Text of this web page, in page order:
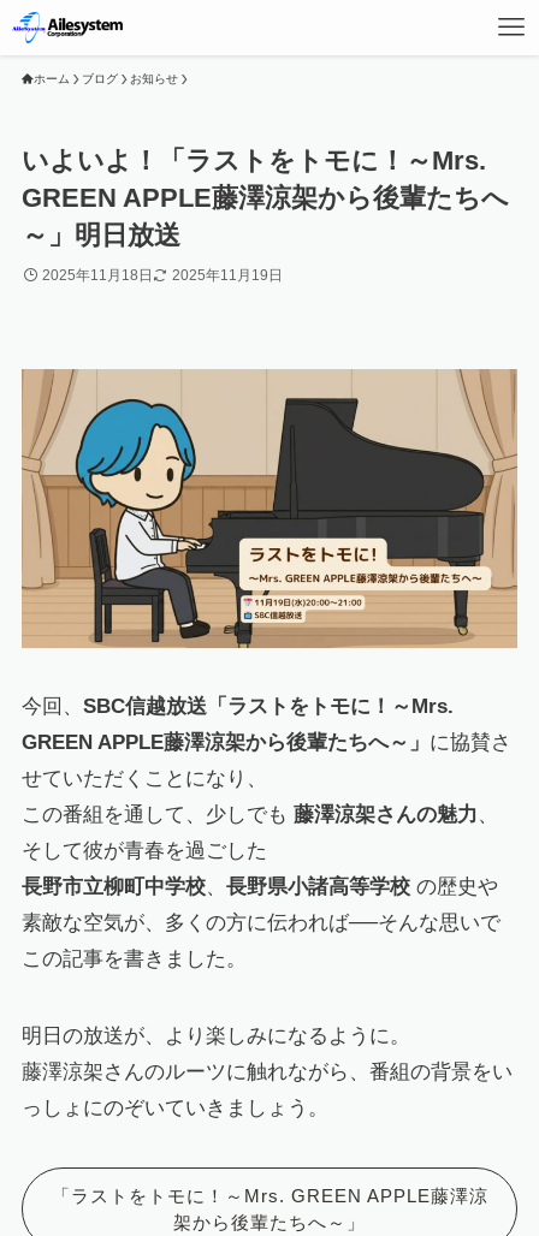
ホーム ブログ お知らせ
いよいよ！「ラストをトモに！～Mrs.
GREEN APPLE藤澤涼架から後輩たちへ
～」明日放送
2025年11月18日 2025年11月19日
今回、 SBC信越放送「ラストをトモに！～Mrs.
GREEN APPLE藤澤涼架から後輩たちへ～」 に協賛さ
せていただくことになり、
この番組を通して、少しでも 藤澤涼架さんの魅力 、
そして彼が青春を過ごした
長野市立柳町中学校、 長野県小諸高等学校の歴史や
素敵な空気が、多くの方に伝われば──そんな思いで
この記事を書きました。
明日の放送が、より楽しみになるように。
藤澤涼架さんのルーツに触れながら、番組の背景をい
っしょにのぞいていきましょう。
「ラストをトモに！～Mrs. GREEN APPLE藤澤涼
架から後輩たちへ～」